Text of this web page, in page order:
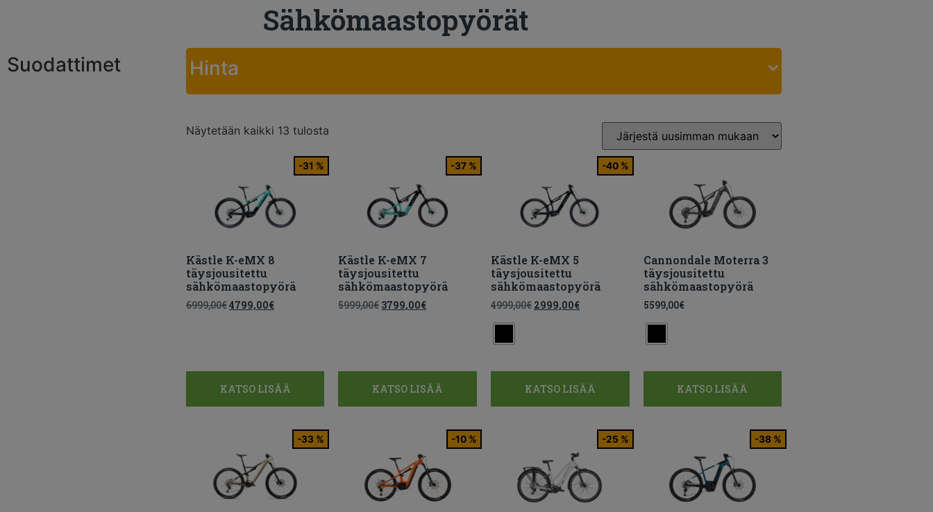
Sähkömaastopyörät
Suodattimet Hinta
Näytetään kaikki 13 tulosta
-31 %
Kästle K-eMX 8
täysjousitettu
sähkömaastopyörä
6999,00€4799,00€
KATSO LISÄÄ
-37 %
Kästle K-eMX 7
täysjousitettu
sähkömaastopyörä
5999,00€3799,00€
KATSO LISÄÄ
-40 %
Kästle K-eMX 5
täysjousitettu
sähkömaastopyörä
4999,00€ 2999,00€
KATSO LISÄÄ
Cannondale Moterra 3
täysjousitettu
sähkömaastopyörä
5599,00€
KATSO LISÄÄ
-33 % -10 % -25 % -38 %